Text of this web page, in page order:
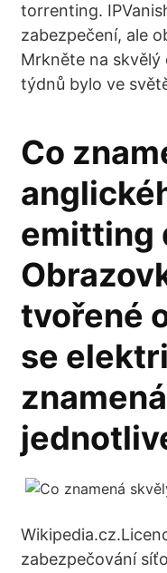
torrenting.
zabezpečení, ale
Mrkněte na skvělý
týdnů bylo ve
Co
emitting
tvořené
se
zabezpečování